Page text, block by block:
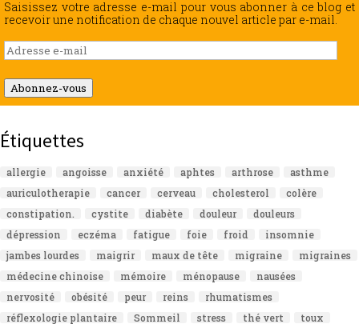
Saisissez votre adresse e-mail pour vous abonner à ce blog et
recevoir une notification de chaque nouvel article par e-mail.
Adresse
e-
mail
Abonnez-vous
Étiquettes
allergie angoisse anxiété aphtes arthrose
asthme
auriculotherapie
cancer cerveau cholesterol
colère
constipation.
cystite diabète douleur
douleurs
dépression
eczéma fatigue foie froid
insomnie
jambes lourdes
maigrir maux de tête migraine
migraines
médecine chinoise
mémoire ménopause
nausées
nervosité
obésité peur reins
rhumatismes
réflexologie plantaire
Sommeil stress thé vert
toux